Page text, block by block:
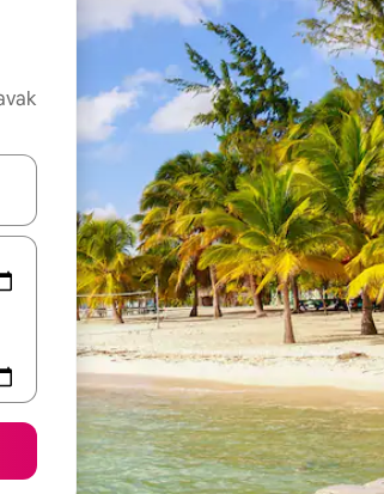
njih pomoću strelica nagore i nadolje, kao i